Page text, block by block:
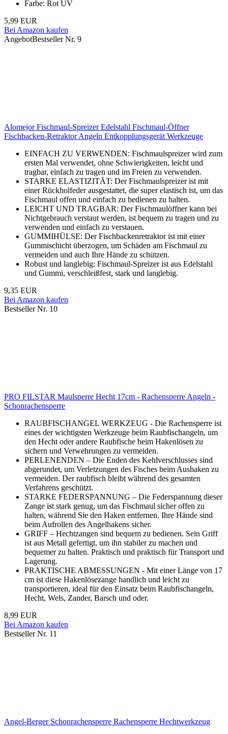
Farbe: Rot UV
5,99 EUR
Bei Amazon kaufen
AngebotBestseller Nr. 9
Alomejor Fischmaul-Spreizer Edelstahl Fischmaul-Öffner
Fischbacken-Retraktor Angeln Entkopplungsgerät Werkzeuge
EINFACH ZU VERWENDEN: Fischmaulspreizer wird zum
ersten Mal verwendet, ohne Schwierigkeiten, leicht und
tragbar, einfach zu tragen und im Freien zu verwenden.
STARKE ELASTIZITÄT: Der Fischmaulspreizer ist mit
einer Rückholfeder ausgestattet, die super elastisch ist, um das
Fischmaul offen und einfach zu bedienen zu halten.
LEICHT UND TRAGBAR: Der Fischmaulöffner kann bei
Nichtgebrauch verstaut werden, ist bequem zu tragen und zu
verwenden und einfach zu verstauen.
GUMMIHÜLSE: Der Fischbackenretraktor ist mit einer
Gummischicht überzogen, um Schäden am Fischmaul zu
vermeiden und auch Ihre Hände zu schützen.
Robust und langlebig: Fischmaul-Spreizer ist aus Edelstahl
und Gummi, verschleißfest, stark und langlebig.
9,35 EUR
Bei Amazon kaufen
Bestseller Nr. 10
PRO FILSTAR Maulsperre Hecht 17cm - Rachensperre Angeln -
Schonrachensperre
RAUBFISCHANGEL WERKZEUG - Die Rachensperre ist
eines der wichtigsten Werkzeuge beim Raubfischangeln, um
den Hecht oder andere Raubfische beim Hakenlösen zu
sichern und Verwehrungen zu vermeiden.
PERLENENDEN – Die Enden des Kehlverschlusses sind
abgerundet, um Verletzungen des Fisches beim Aushaken zu
vermeiden. Der raubfisch bleibt während des gesamten
Verfahrens geschützt.
STARKE FEDERSPANNUNG – Die Federspannung dieser
Zange ist stark genug, um das Fischmaul sicher offen zu
halten, während Sie den Haken entfernen. Ihre Hände sind
beim Aufrollen des Angelhakens sicher.
GRIFF – Hechtzangen sind bequem zu bedienen. Sein Griff
ist aus Metall gefertigt, um ihn stabiler zu machen und
bequemer zu halten. Praktisch und praktisch für Transport und
Lagerung.
PRAKTISCHE ABMESSUNGEN - Mit einer Länge von 17
cm ist diese Hakenlösezange handlich und leicht zu
transportieren, ideal für den Einsatz beim Raubfischangeln,
Hecht, Wels, Zander, Barsch und oder.
8,99 EUR
Bei Amazon kaufen
Bestseller Nr. 11
Angel-Berger Schonrachensperre Rachensperre Hechtwerkzeug